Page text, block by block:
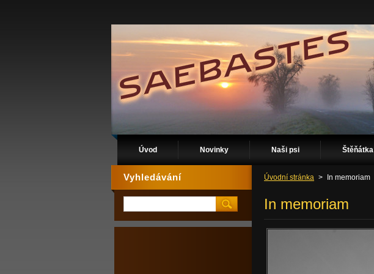
Úvod Novinky Naši psi Štěňátka
Úvodní stránka > In memoriam
In memoriam
Vyhledávání